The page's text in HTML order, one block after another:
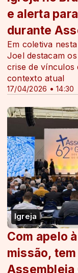
17/04/2026 • 14:30
e alerta
durante
Em coletiva
Joel destacam
crise de vínculos
contexto atual
Igreja
Com apelo
missão,
Assembleia